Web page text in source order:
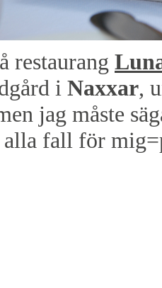
restaurang
i Naxxar,
jag måste
alla fall för